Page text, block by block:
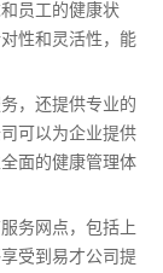
员工的健康状
性和灵活性，能
，还提供专业的
可以为企业提供
面的健康管理体
务网点，包括上
受到易才公司提